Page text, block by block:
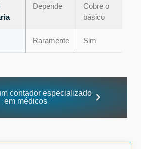
Depende
Cobre o
básico
Raramente Sim
contador especializado
em médicos